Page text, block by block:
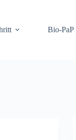
Bio-PaP